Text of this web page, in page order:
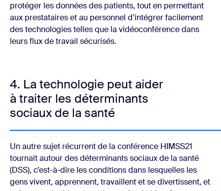
protéger les données des patients, tout en permettant
aux prestataires et au personnel d’intégrer facilement
des technologies telles que la vidéoconférence dans
leurs flux de travail sécurisés.
4. La technologie peut aider
à traiter les déterminants
sociaux de la santé
Un autre sujet récurrent de la conférence HIMSS21
tournait autour des déterminants sociaux de la santé
(DSS), c’est-à-dire les conditions dans lesquelles les
gens vivent, apprennent, travaillent et se divertissent, et